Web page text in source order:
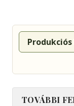
TOVÁBBI